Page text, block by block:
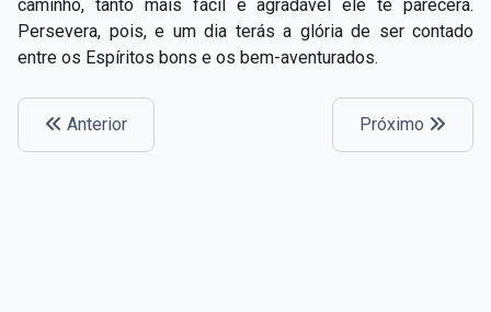
caminho, tanto mais fácil e agradável ele te parecerá.
Persevera, pois, e um dia terás a glória de ser contado
entre os Espíritos bons e os bem-aventurados.
Anterior Próximo